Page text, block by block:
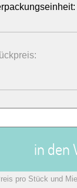
in den
pro Stück und